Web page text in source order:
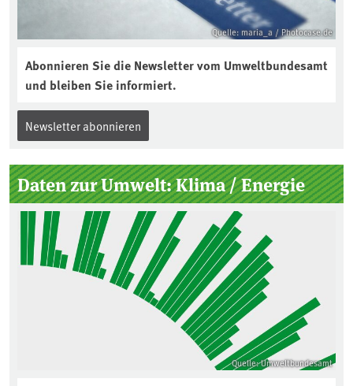
Quelle: maria_a / Photocase.de
Abonnieren Sie die Newsletter vom Umweltbundesamt
und bleiben Sie informiert.
Newsletter abonnieren
Daten zur Umwelt: Klima / Energie
Quelle: Umweltbundesamt